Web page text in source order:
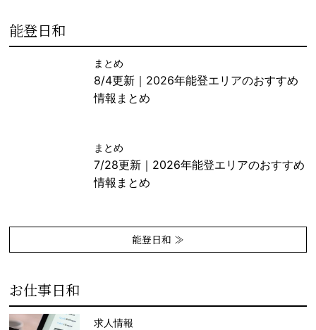
能登日和
まとめ
8/4更新｜2026年能登エリアのおすすめ
情報まとめ
まとめ
7/28更新｜2026年能登エリアのおすすめ
情報まとめ
能登日和 ≫
お仕事日和
求人情報